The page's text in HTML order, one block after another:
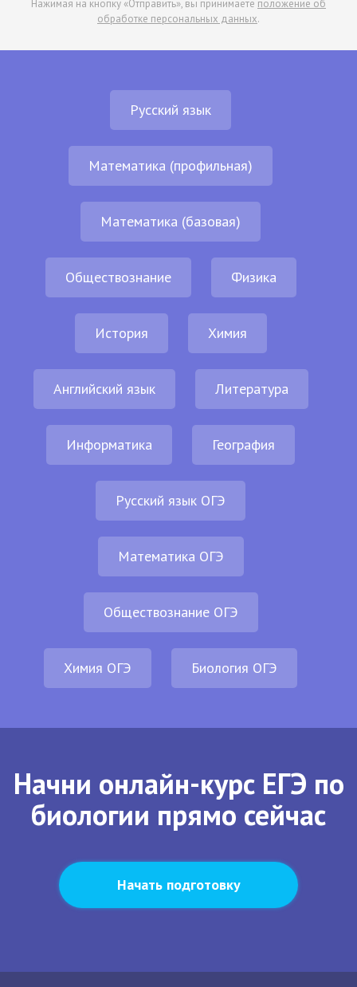
Нажимая на кнопку «Отправить», вы принимаете положение об
обработке персональных данных.
Русский язык
Математика (профильная)
Математика (базовая)
Обществознание Физика
История Химия
Английский язык Литература
Информатика География
Русский язык ОГЭ
Математика ОГЭ
Обществознание ОГЭ
Химия ОГЭ Биология ОГЭ
Начни онлайн-курс ЕГЭ по
биологии прямо сейчас
Начать подготовку